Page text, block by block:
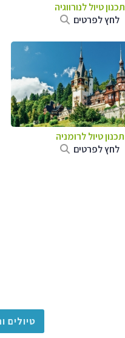
תכנון טיול לנורווגיה
לחץ לפרטים
תכנון טיול לרומניה
לחץ לפרטים
טיולים